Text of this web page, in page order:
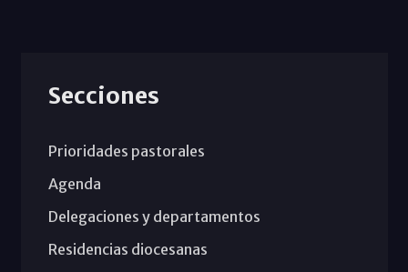
Secciones
Prioridades pastorales
Agenda
Delegaciones y departamentos
Residencias diocesanas